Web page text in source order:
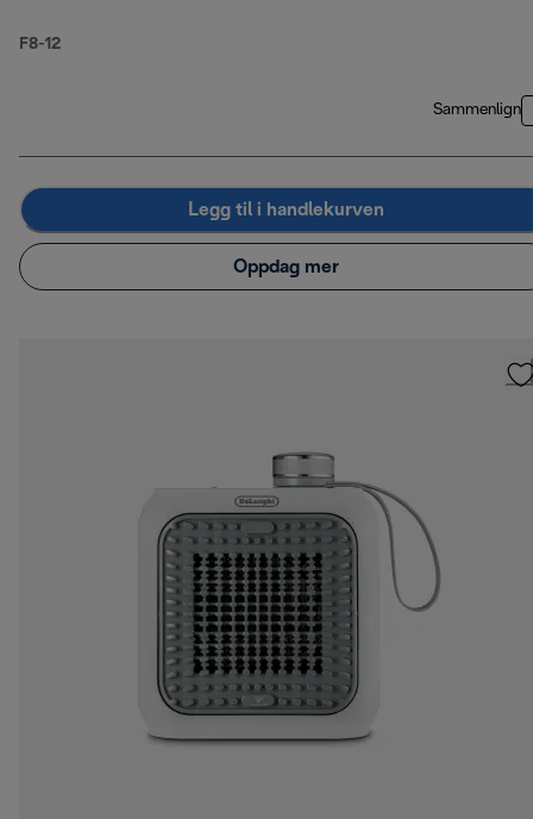
F8-12
Sammenlign
Legg til i handlekurven
Oppdag mer